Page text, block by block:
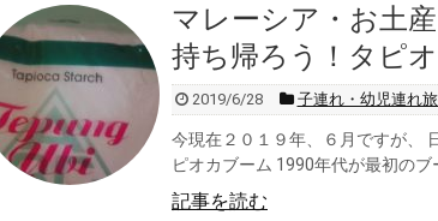
マレーシア・お土
持ち帰ろう！タピ
2019/6/28 子連れ・幼児連れ
今現在２０１９年、６月ですが、
ピオカブーム 1990年代が最初のブ
記事を読む